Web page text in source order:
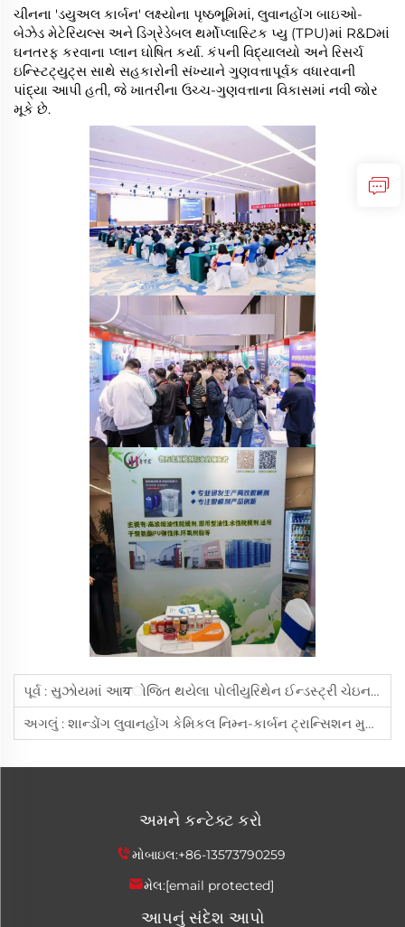
ચીનના 'ડયુઅલ કાર્બન' લક્ષ્યોના પૃષ્ઠભૂમિમાં, લુવાનહોંગ બાઇઓ-
બેઝેડ મેટેરિયલ્સ અને ડિગ્રેડેબલ થર્મોપ્લાસ્ટિક પ્યુ (TPU)માં R&Dમાં
ઘનતરફ કરવાના પ્લાન ઘોષિત કર્યા. કંપની વિદ્યાલયો અને રિસર્ચ
ઇન્સ્ટિટ્યુટ્સ સાથે સહકારોની સંખ્યાને ગુણવત્તાપૂર્વક વધારવાની
પાંદ્યા આપી હતી, જે ખાતરીના ઉચ્ચ-ગુણવત્તાના વિકાસમાં નવી જોર
મૂકે છે.
પૂર્વ : સુઝોયમાં આयોજિત થયેલા પોલીયુરિથેન ઈન્ડસ્ટ્રી ચેઇન એક્સિબિશનમાં શાંડોંગ લુવાનહોંગ કેમિકલ વિશ્વવ્યાપી પ્રશંસા મેળવી, દસ વર્ષોની વિશેષતાથી ચમકી
અગલું : શાન્ડોંગ લુવાનહોંગ કેમિકલ નિમ્ન-કાર્બન ટ્રાન્સિશન મુક્તિ એજન્ટ શોધમાં નવી ધરતી તોડે છે 12મા ચૈના પુ એક્સિબિશનમાં શોધ પ્રદર્શન કરે છે
અમને કન્ટેક્ટ કરો
મોબાઇલ:+86-13573790259
મેલ:[email protected]
આપનું સંદેશ આપો